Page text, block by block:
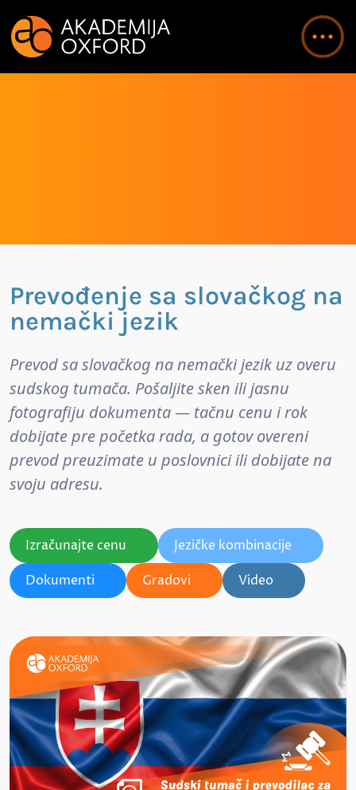
Prevođenje sa slovačkog na
nemački jezik
Prevod sa slovačkog na nemački jezik uz overu
sudskog tumača. Pošaljite sken ili jasnu
fotografiju dokumenta — tačnu cenu i rok
dobijate pre početka rada, a gotov overeni
prevod preuzimate u poslovnici ili dobijate na
svoju adresu.
Izračunajte cenu
Jezičke kombinacije
Dokumenti
Gradovi Video